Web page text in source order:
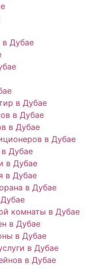
в Дубае
в Дубае
в Дубае
в Дубае
в Дубае
Дубае
в Дубае
в Дубае
в Дубае
комнаты в Дубае
в Дубае
в Дубае
в Дубае
в Дубае